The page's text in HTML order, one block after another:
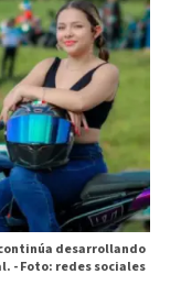
desarrollando
-Foto: redes sociales